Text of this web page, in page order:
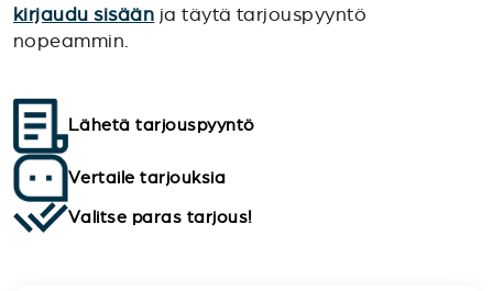
kirjaudu sisään ja täytä tarjouspyyntö
nopeammin.
Lähetä tarjouspyyntö
Vertaile tarjouksia
Valitse paras tarjous!